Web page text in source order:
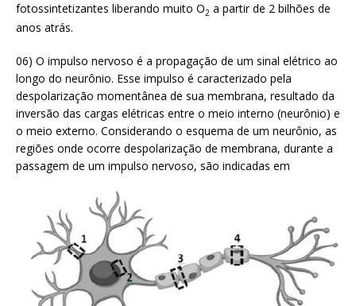
fotossintetizantes liberando muito O2 a partir de 2 bilhões de
anos atrás.
06) O impulso nervoso é a propagação de um sinal elétrico ao
longo do neurônio. Esse impulso é caracterizado pela
despolarização momentânea de sua membrana, resultado da
inversão das cargas elétricas entre o meio interno (neurônio) e
o meio externo. Considerando o esquema de um neurônio, as
regiões onde ocorre despolarização de membrana, durante a
passagem de um impulso nervoso, são indicadas em